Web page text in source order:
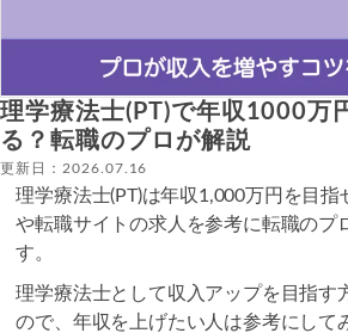
理学療法士(PT)で年収1000万
る？転職のプロが解説
更新日：2026.07.16
理学療法士(PT)は年収1,000万円を目指
や転職サイトの求人を参考に転職のプ
す。
理学療法士として収入アップを目指す
ので、年収を上げたい人は参考にして